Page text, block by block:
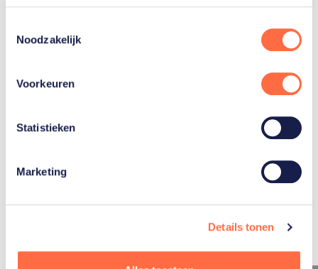
Noodzakelijk
Voorkeuren
Statistieken
Marketing
Details tonen